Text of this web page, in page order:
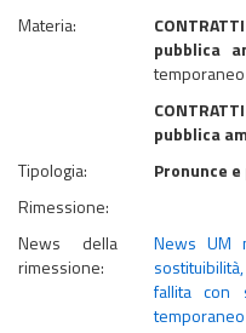
Materia:
pubblica
pubblica
Tipologia:
Pronunce
Rimessione:
News della
rimessione:
News UM
fallita con
temporaneo